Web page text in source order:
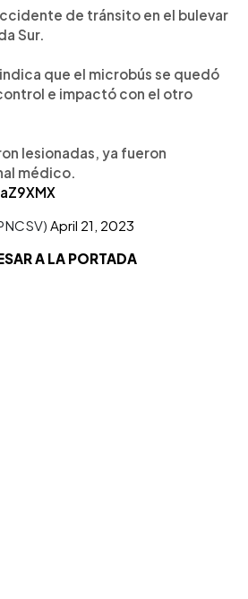
de tránsito en el bulevar
Sur.
que el microbús se quedó
e impactó con el otro
lesionadas, ya fueron
médico.
April 21, 2023
A LA PORTADA